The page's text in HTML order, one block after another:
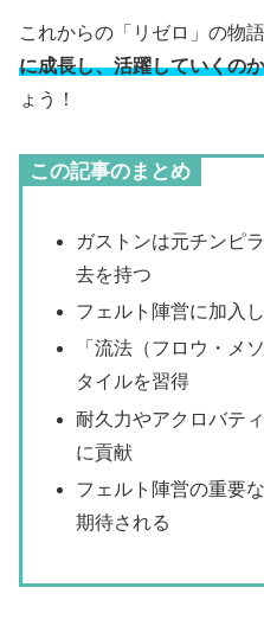
これからの「リゼロ」の物語
に成長し、活躍していくのか
ょう！
この記事のまとめ
ガストンは元チンピ
去を持つ
フェルト陣営に加入
「流法（フロウ・メ
タイルを習得
耐久力やアクロバテ
に貢献
フェルト陣営の重要
期待される